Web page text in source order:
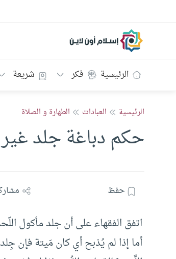
إسلام أون لاين
الرئيسية فكر شريعة
الرئيسية العبادات الطهارة و الصلاة
حكم دباغة جلد غير
حفظ
اتفق الفقهاء على أن جلد مأكول
أما إذا لم يُذبح أي كان مَيتة فإن